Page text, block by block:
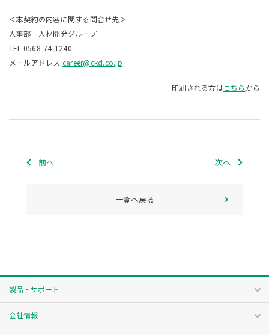
＜本契約の内容に関する問合せ先＞
人事部 人材開発グループ
TEL 0568-74-1240
メールアドレス career@ckd.co.jp
印刷される方はこちら から
前へ 次へ
一覧へ戻る
製品・サポート
会社情報